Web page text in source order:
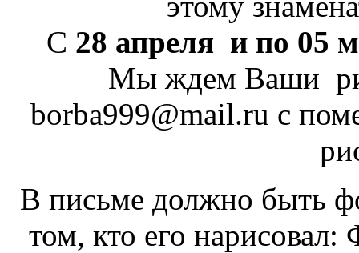
С 28 апреля и по 05
Мы ждем Ваши
borba999@mail.ru с
В письме должно быть
том, кто его